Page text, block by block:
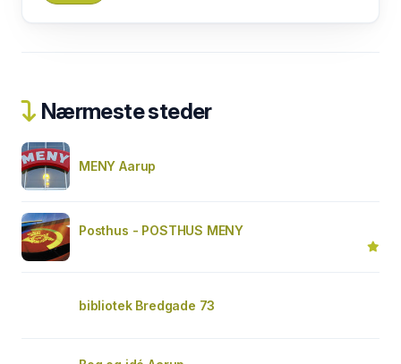
Nærmeste steder
MENY Aarup
Posthus - POSTHUS MENY
bibliotek Bredgade 73